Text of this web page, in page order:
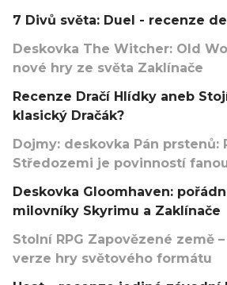
7 Divů světa: Duel - recenze
Deskovka The Witcher: Old
nové hry ze světa Zaklínače
Recenze Dračí Hlídky aneb
klasický Dračák?
Dojmy: deskovka Pán prstenů:
Středozemi je povinností
Deskovka Gloomhaven:
milovníky Skyrimu a Zaklínače
Stolní RPG Zapovězené země
verze hry světového formátu